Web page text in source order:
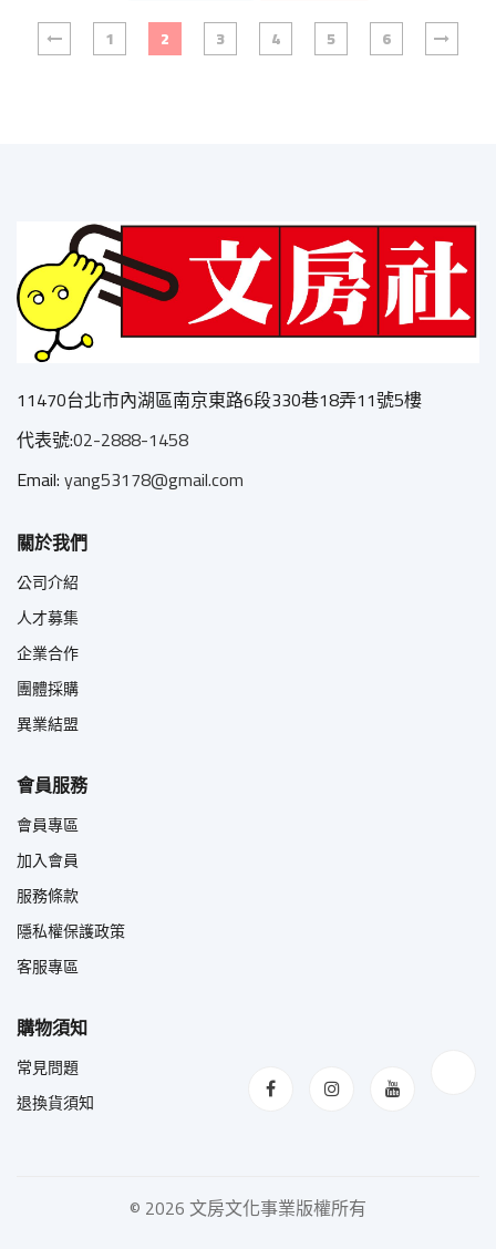
1 2 3 4 5 6
11470台北市內湖區南京東路6段330巷18弄11號5樓
代表號:02-2888-1458
Email:yang53178@gmail.com
關於我們
公司介紹
人才募集
企業合作
團體採購
異業結盟
會員服務
會員專區
加入會員
服務條款
隱私權保護政策
客服專區
購物須知
常見問題
退換貨須知
© 2026 文房文化事業版權所有